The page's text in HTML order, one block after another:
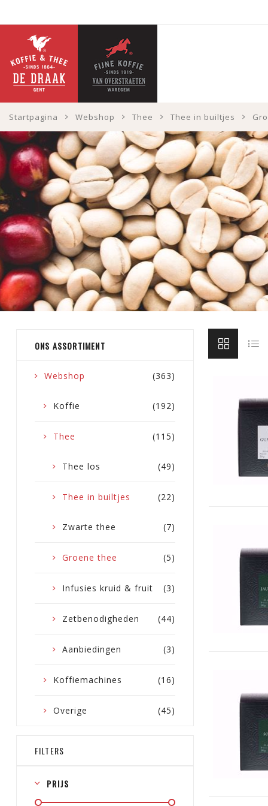
Startpagina Webshop Thee Thee in builtjes
ONS ASSORTIMENT
(363)
Webshop
(192)
Koffie
(115)
Thee
(49)
Thee los
(22)
Thee in builtjes
(7)
Zwarte thee
(5)
Groene thee
(3)
Infusies kruid & fruit
(44)
Zetbenodigheden
(3)
Aanbiedingen
(16)
Koffiemachines
(45)
Overige
FILTERS
PRIJS